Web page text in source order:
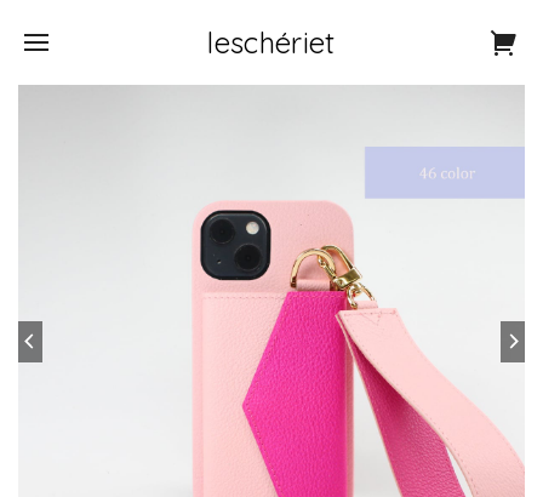
leschériet